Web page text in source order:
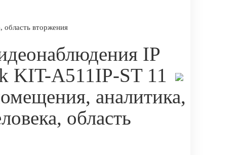
область вторжения
IP
KIT-A511IP-ST 11
аналитика,
область